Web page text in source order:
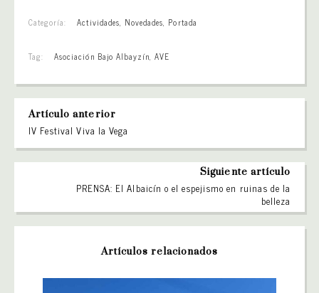
Categoría: Actividades, Novedades, Portada
Tag: Asociación Bajo Albayzín,AVE
Artículo anterior
IV Festival Viva la Vega
Siguiente artículo
PRENSA: El Albaicín o el espejismo en ruinas de la
belleza
Artículos relacionados